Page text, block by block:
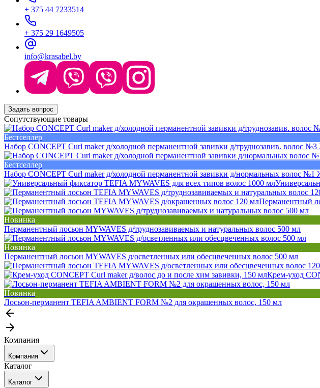
+ 375 44 7233514
+ 375 29 1649505
info@krasabel.by
Задать вопрос
Сопутствующие товары
Бестселлер
Набор CONCEPT Curl maker д/холодной перманентной завивки д/труднозавив. волос
Бестселлер
Набор CONCEPT Curl maker д/холодной перманентной завивки д/нормальных волос
Перманентный
Новинка
Перманентный лосьон MYWAVES д/труднозавиваемых и натуральных волос 500 мл
Новинка
Перманентный лосьон MYWAVES д/осветленных или обесцвеченных волос 500 мл
Крем-уход
Новинка
Лосьон-перманент TEFIA AMBIENT FORM №2 для окрашенных волос, 150 мл
Компания
Компания
События
Покупателю
Каталог
Каталог